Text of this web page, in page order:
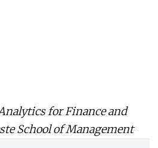
for Finance and
School of Management